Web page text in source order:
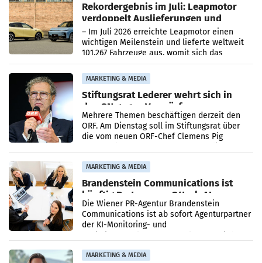
Rekordergebnis im Juli: Leapmotor
verdoppelt Auslieferungen und
überschreitet die 100.000er-Marke
– Im Juli 2026 erreichte Leapmotor einen
wichtigen Meilenstein und lieferte weltweit
101.267 Fahrzeuge aus, womit sich das
Ergebnis gegenüber Juli 2025 mehr als
verdoppelte (+102
MARKETING & MEDIA
Stiftungsrat Lederer wehrt sich in
den SN gegen Vorwürfe
Mehrere Themen beschäftigen derzeit den
ORF. Am Dienstag soll im Stiftungsrat über
die vom neuen ORF-Chef Clemens Pig
MARKETING & MEDIA
Brandenstein Communications ist
künftig Partner von OtterlyAI
Die Wiener PR-Agentur Brandenstein
Communications ist ab sofort Agenturpartner
der KI-Monitoring- und
MARKETING & MEDIA